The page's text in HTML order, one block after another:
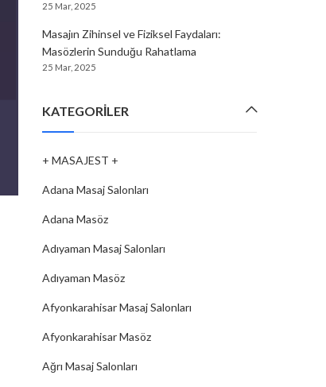
Iğdır’da Masöz Terapi: Vücudu ve
sağlayan etkili bir yöntemdir. Iğdır’da masöz terapi
farklı tekniklerle kişinin stresini azaltmaya, kas
25 Mar, 2025
Masajın Zihinsel ve Fiziksel Faydaları:
Masözlerin Sunduğu Rahatlama
25 Mar, 2025
KATEGORILER
+ MASAJEST +
Adana Masaj Salonları
Adana Masöz
Adıyaman Masaj Salonları
Adıyaman Masöz
Afyonkarahisar Masaj Salonları
Afyonkarahisar Masöz
Ağrı Masaj Salonları